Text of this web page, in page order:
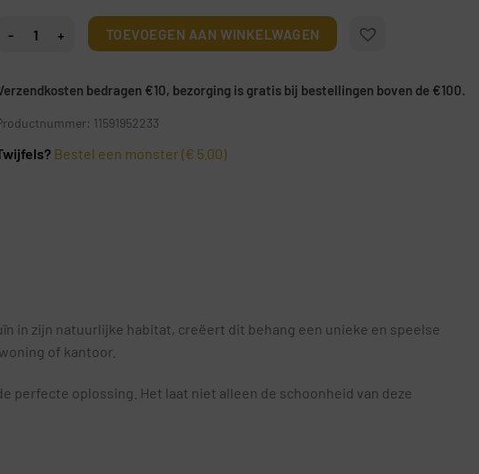
Fotobehang Pinguïn aantalTOEVOEGEN AAN WINKELWAGEN
bedragen €10, bezorging is gratis bij bestellingen boven de €100.
11591952233
Bestel een monster (€ 5.00)
in zijn natuurlijke habitat, creëert dit behang een unieke en speelse
of kantoor.
perfecte oplossing. Het laat niet alleen de schoonheid van deze